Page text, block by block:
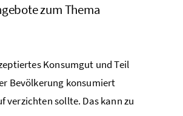
zum Thema
Konsumgut und Teil
Bevölkerung konsumiert
verzichten sollte. Das kann zu